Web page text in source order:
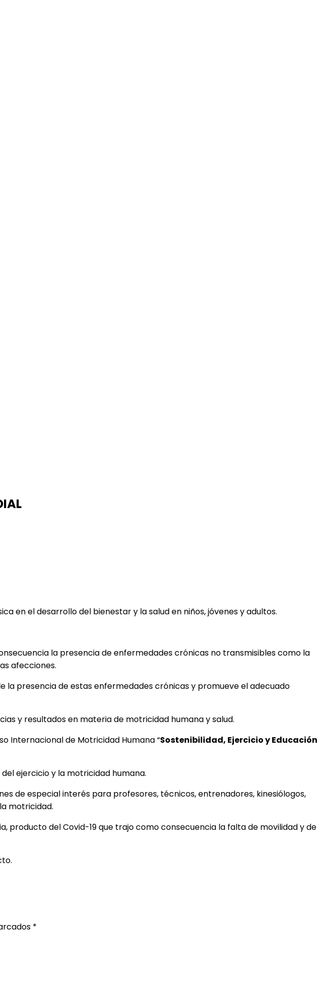
en el desarrollo del bienestar y la salud en niños, jóvenes y adultos.
la presencia de enfermedades crónicas no transmisibles como la
afecciones.
la presencia de estas enfermedades crónicas y promueve el adecuado
y resultados en materia de motricidad humana y salud.
Internacional de Motricidad Humana “Sostenibilidad, Ejercicio y Educación
ejercicio y la motricidad humana.
de especial interés para profesores, técnicos, entrenadores, kinesiólogos,
motricidad.
producto del Covid-19 que trajo como consecuencia la falta de movilidad y de
*